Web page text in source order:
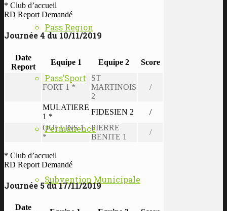
Pass Region
Pass’Sport
Permanence
Subvention Municipale
* Club d’accueil
RD Report Demandé
Journée 4 du 10/11/2019
Date
Report
Equipe 1 Equipe 2 Score
FORT 1 *
ST
MARTINOIS
2
/
MULATIERE
1 *
FIDESIEN 2
/
OULLINS 1
*
PIERRE
BENITE 1
/
* Club d’accueil
RD Report Demandé
Journée 5 du 17/11/2019
Date